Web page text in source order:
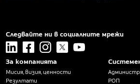
Следвайте ни в социалните мрежи
linkedin facebookinstagram
x youtube
За компанията
Мисия, визия, ценности
Резултати
РОП